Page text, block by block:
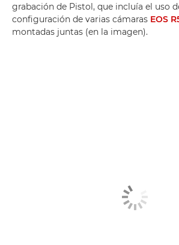
grabación de Pistol, que incluía el uso
configuración de varias cámaras EOS
montadas juntas (en la imagen).